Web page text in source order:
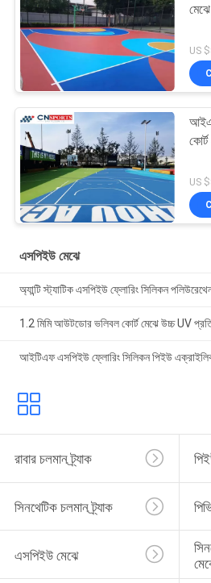
মেঝে
US
US
এসপিইউ মেঝে
অ্যান্টি স্ট্যাটিক এসপিইউ ফ্লোরিং সিলিকন
1.2 মিমি আউটডোর ভলিবল কোর্ট মেঝে উচ্চ UV
আইটিএফ এসপিইউ ফ্লোরিং সিলিকন পিইউ
রাবার চলমান ট্র্যাক
সিনথেটিক চলমান ট্র্যাক
এসপিইউ মেঝে